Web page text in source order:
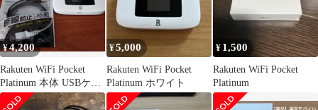
¥4,200
Rakuten WiFi Pocket
Platinum 本体 USBケー
ブル
¥5,000
Rakuten WiFi Pocket
Platinum ホワイト
¥ 1,500
Rakuten WiFi Pocket
Platinum